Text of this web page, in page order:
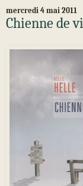
mercredi 4 mai 2011
Chienne de